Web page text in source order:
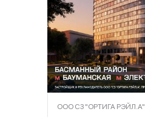
ООО СЗ "ОРТИГА РЭЙЛ.А"